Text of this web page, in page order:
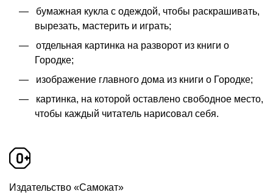
бумажная кукла с одеждой, чтобы раскрашивать,
вырезать, мастерить и играть;
отдельная картинка на разворот из книги о
Городке;
изображение главного дома из книги о Городке;
картинка, на которой оставлено свободное место,
чтобы каждый читатель нарисовал себя.
Издательство «Самокат»